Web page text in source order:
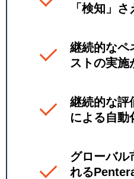
「検知」
継続的なペ
ストの実施
継続的な評
による自動
グローバル
れる